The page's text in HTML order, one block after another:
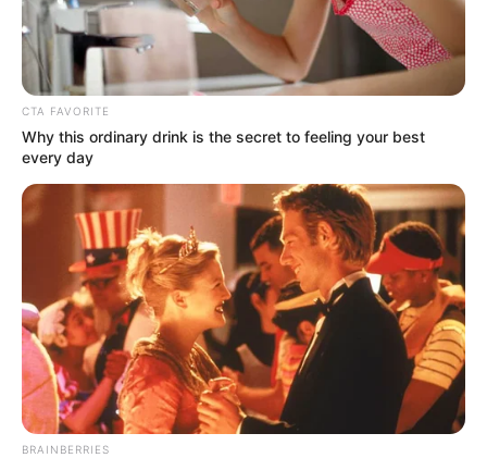
CTA FAVORITE
Why this ordinary drink is the secret to feeling your best
every day
BRAINBERRIES